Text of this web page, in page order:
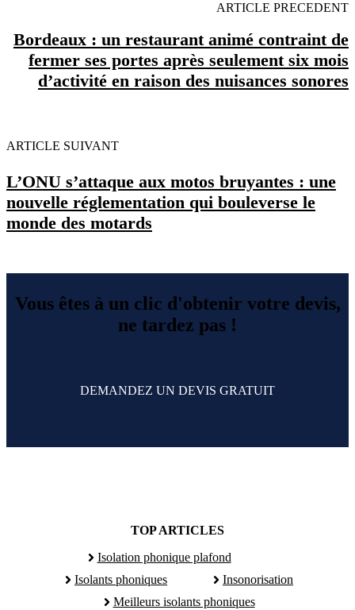
ARTICLE PRECEDENT
Bordeaux : un restaurant animé contraint de
fermer ses portes après seulement six mois
d’activité en raison des nuisances sonores
ARTICLE SUIVANT
L’ONU s’attaque aux motos bruyantes : une
nouvelle réglementation qui bouleverse le
monde des motards
Vous êtes à un clic d'obtenir votre devis,
ne tardez pas !
DEMANDEZ UN DEVIS GRATUIT
TOP ARTICLES
Isolation phonique plafond
Isolants phoniques
Insonorisation
Meilleurs isolants phoniques